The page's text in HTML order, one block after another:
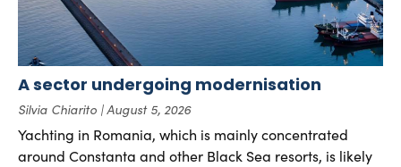
A sector undergoing modernisation
Silvia Chiarito August 5, 2026
Yachting in Romania, which is mainly concentrated
around Constanta and other Black Sea resorts, is likely